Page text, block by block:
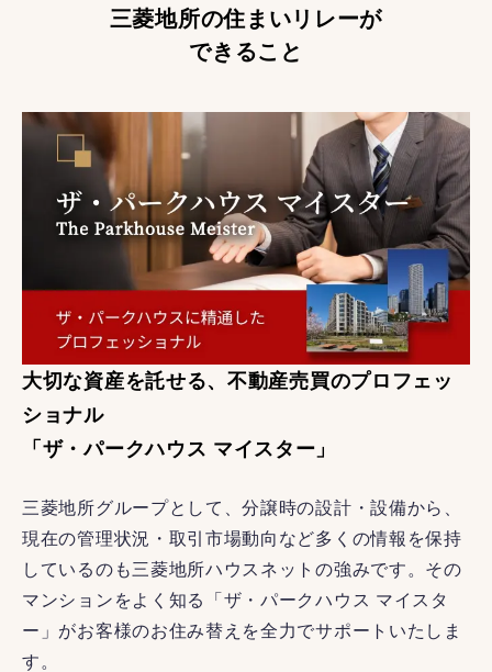
三菱地所の住まいリレーが
できること
大切な資産を託せる、不動産売買のプロフェッ
ショナル
「ザ・パークハウス マイスター」
三菱地所グループとして、分譲時の設計・設備から、
現在の管理状況・取引市場動向など多くの情報を保持
しているのも三菱地所ハウスネットの強みです。その
マンションをよく知る「ザ・パークハウス マイスタ
ー」がお客様のお住み替えを全力でサポートいたしま
す。